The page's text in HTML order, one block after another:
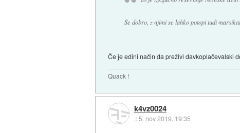
Še dobro, z njimi se lahko potopi tudi
Če je edini način da preživi davkoplačevalski
Quack !
k4vz0024
::5. nov 2019, 19:35